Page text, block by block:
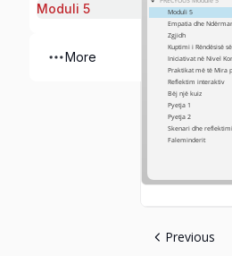
Moduli 5
More
Previous